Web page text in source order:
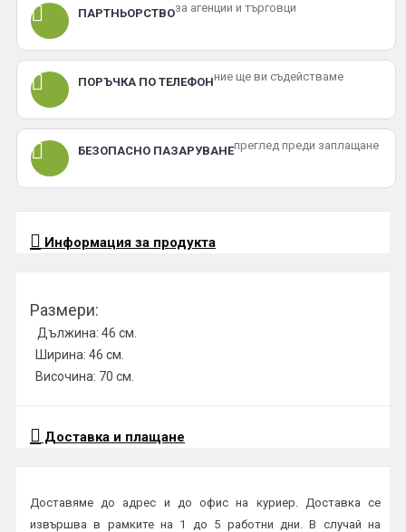
ПАРТНЬОРСТВОза агенции и търговци
ПОРЪЧКА ПО ТЕЛЕФОНние ще ви съдействаме
БЕЗОПАСНО ПАЗАРУВАНЕпреглед преди заплащане
Информация за продукта
Размери:
Дължина: 46 см.
Ширина: 46 см.
Височина: 70 см.
Доставка и плащане
Доставяме до адрес и до офис на куриер. Доставка се
извършва в рамките на 1 до 5 работни дни. В случай на